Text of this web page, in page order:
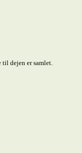
til dejen er samlet.